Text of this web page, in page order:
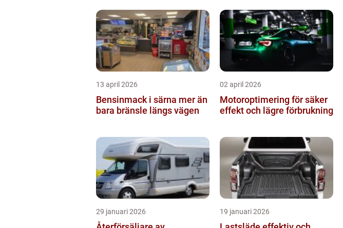
13 april 2026
Bensinmack i särna mer än
bara bränsle längs vägen
02 april 2026
Motoroptimering för säker
effekt och lägre förbrukning
29 januari 2026 19 januari 2026